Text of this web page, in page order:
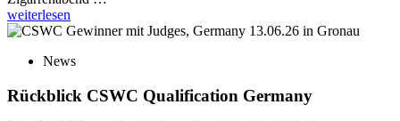
weiterlesen
News
Rückblick CSWC Qualification Germany